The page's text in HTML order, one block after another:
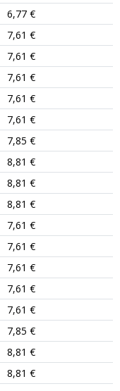
6,77 €
7,61 €
7,61 €
7,61 €
7,61 €
7,61 €
7,85 €
8,81 €
8,81 €
8,81 €
7,61 €
7,61 €
7,61 €
7,61 €
7,61 €
7,85 €
8,81 €
8,81 €